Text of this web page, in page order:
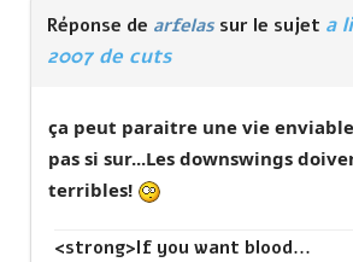
Réponse de arfelas sur le sujet a
2007 de cuts
ça peut paraitre une vie
pas si sur...Les downswings
terribles!
<strong>If you want blood...